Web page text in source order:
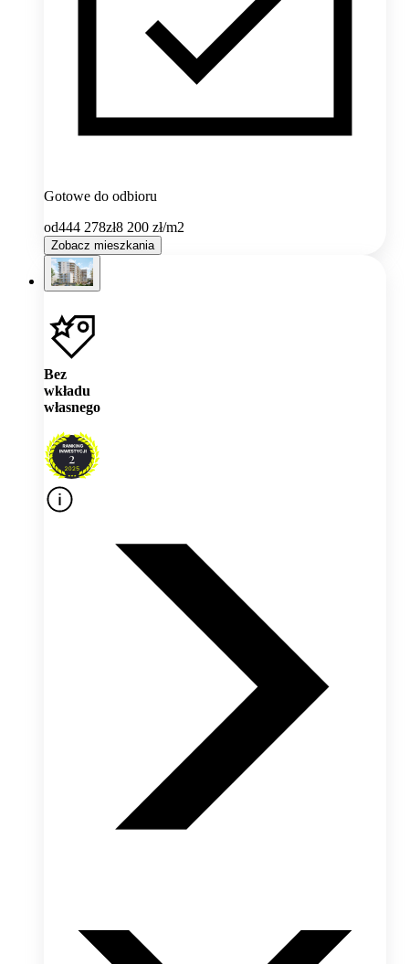
Gotowe do odbioru
od444 278zł8 200 zł/m2
Zobacz mieszkania
Bez
wkładu
własnego